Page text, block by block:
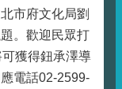
市府文化局劉
。歡迎民眾打
獲得鈕承澤導
電話02-2599-